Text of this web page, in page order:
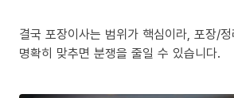
결국 포장이사는 범위가 핵심이라, 포장/
명확히 맞추면 분쟁을 줄일 수 있습니다.